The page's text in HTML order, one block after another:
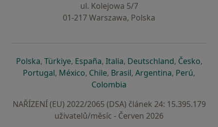
ul. Kolejowa 5/7
01-217 Warszawa, Polska
Polskase otevře v nové záložce
, Türkiyese otevře v nové záložce
, Españase otevře v nové záložce
, Italiase otevře v nové záložce
, Deutschlandse otevře v
, Českose
,
Portugalse otevře v nové záložce
, Méxicose otevře v nové záložce
, Chilese otevře v nové záložce
, Brasilse otevře v nové
, Argentinase otevře v
, Perúse
,
Colombia
NAŘÍZENÍ (EU) 2022/2065 (DSA) článek 24: 15.395.179
uživatelů/měsíc - Červen 2026